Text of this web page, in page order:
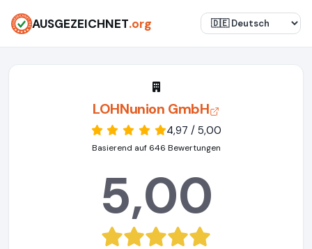
AUSGEZEICHNET.org
LOHNunion GmbH
4,97 / 5,00
Basierend auf 646 Bewertungen
5,00